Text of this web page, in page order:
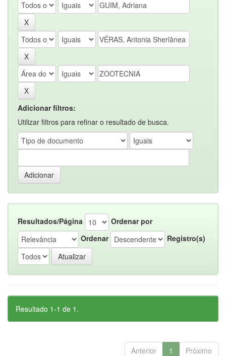
Adicionar filtros:
Utilizar filtros para refinar o resultado de busca.
Resultados/Página
Ordenar por
Ordenar
Registro(s)
Resultado 1-1 de 1.
Anterior 1 Próximo